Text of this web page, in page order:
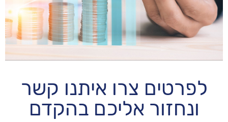
לפרטים צרו איתנו קשר
ונחזור אליכם בהקדם